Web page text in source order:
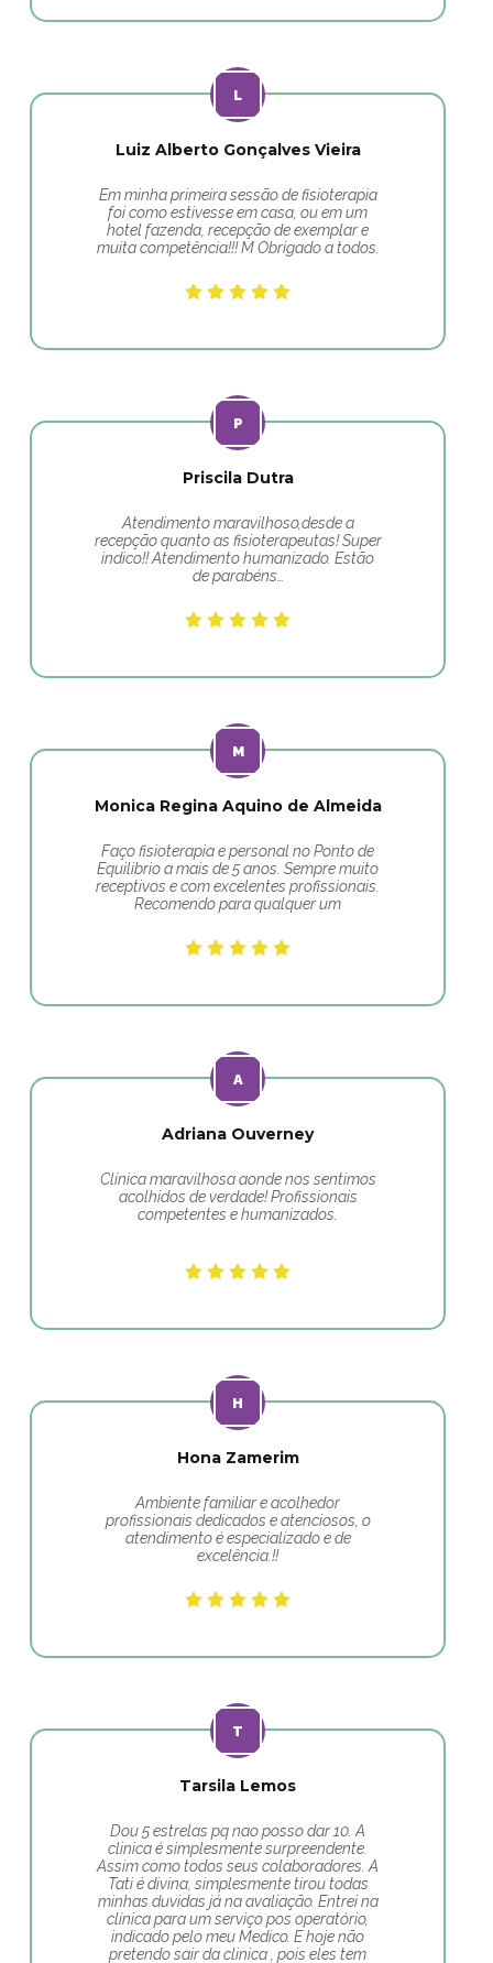
Luiz Alberto Gonçalves Vieira
Em minha primeira sessão de fisioterapia
foi como estivesse em casa, ou em um
hotel fazenda, recepção de exemplar e
muita competência!!! M Obrigado a todos.
Priscila Dutra
Atendimento maravilhoso,desde a
recepção quanto as fisioterapeutas! Super
indico!! Atendimento humanizado. Estão
de parabéns…
Monica Regina Aquino de Almeida
Faço fisioterapia e personal no Ponto de
Equilibrio a mais de 5 anos. Sempre muito
receptivos e com excelentes profissionais.
Recomendo para qualquer um
Adriana Ouverney
Clínica maravilhosa aonde nos sentimos
acolhidos de verdade! Profissionais
competentes e humanizados.
Hona Zamerim
Ambiente familiar e acolhedor
profissionais dedicados e atenciosos, o
atendimento é especializado e de
excelência.!!
Tarsila Lemos
Dou 5 estrelas pq nao posso dar 10. A
clinica é simplesmente surpreendente.
Assim como todos seus colaboradores. A
Tati é divina, simplesmente tirou todas
minhas duvidas já na avaliação. Entrei na
clínica para um serviço pos operatório,
indicado pelo meu Medico. E hoje não
pretendo sair da clinica , pois eles tem